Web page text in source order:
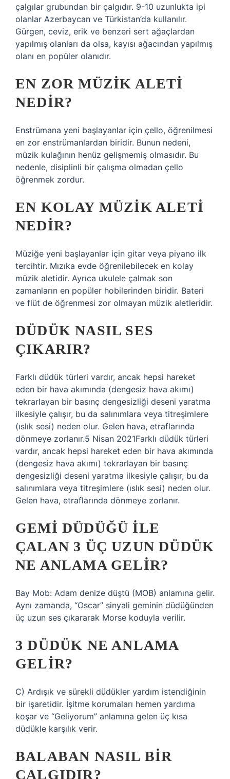
çalgılar grubundan bir çalgıdır. 9-10 uzunlukta ipi
olanlar Azerbaycan ve Türkistan’da kullanılır.
Gürgen, ceviz, erik ve benzeri sert ağaçlardan
yapılmış olanları da olsa, kayısı ağacından yapılmış
olanı en popüler olanıdır.
EN ZOR MÜZIK ALETI
NEDIR?
Enstrümana yeni başlayanlar için çello, öğrenilmesi
en zor enstrümanlardan biridir. Bunun nedeni,
müzik kulağının henüz gelişmemiş olmasıdır. Bu
nedenle, disiplinli bir çalışma olmadan çello
öğrenmek zordur.
EN KOLAY MÜZIK ALETI
NEDIR?
Müziğe yeni başlayanlar için gitar veya piyano ilk
tercihtir. Mızıka evde öğrenilebilecek en kolay
müzik aletidir. Ayrıca ukulele çalmak son
zamanların en popüler hobilerinden biridir. Bateri
ve flüt de öğrenmesi zor olmayan müzik aletleridir.
DÜDÜK NASIL SES
ÇIKARIR?
Farklı düdük türleri vardır, ancak hepsi hareket
eden bir hava akımında (dengesiz hava akımı)
tekrarlayan bir basınç dengesizliği deseni yaratma
ilkesiyle çalışır, bu da salınımlara veya titreşimlere
(ıslık sesi) neden olur. Gelen hava, etraflarında
dönmeye zorlanır.5 Nisan 2021Farklı düdük türleri
vardır, ancak hepsi hareket eden bir hava akımında
(dengesiz hava akımı) tekrarlayan bir basınç
dengesizliği deseni yaratma ilkesiyle çalışır, bu da
salınımlara veya titreşimlere (ıslık sesi) neden olur.
Gelen hava, etraflarında dönmeye zorlanır.
GEMI DÜDÜĞÜ ILE
ÇALAN 3 ÜÇ UZUN DÜDÜK
NE ANLAMA GELIR?
Bay Mob: Adam denize düştü (MOB) anlamına gelir.
Aynı zamanda, “Oscar” sinyali geminin düdüğünden
üç uzun ses çıkararak Morse koduyla verilir.
3 DÜDÜK NE ANLAMA
GELIR?
C) Ardışık ve sürekli düdükler yardım istendiğinin
bir işaretidir. İşitme korumaları hemen yardıma
koşar ve “Geliyorum” anlamına gelen üç kısa
düdükle karşılık verir.
BALABAN NASIL BIR
ÇALGIDIR?